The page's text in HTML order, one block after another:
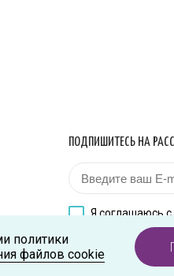
ПОДПИШИТЕСЬ НА
Я соглашаюсь с
политики
файлов cookie